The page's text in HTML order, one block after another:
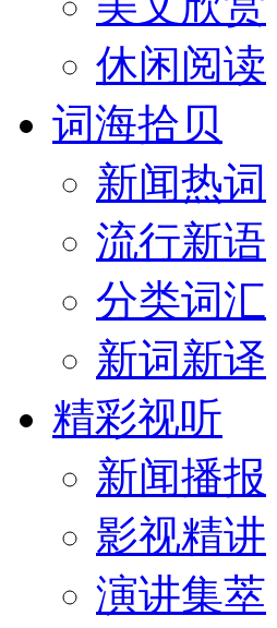
休闲阅读
词海拾贝
新闻热词
流行新语
分类词汇
新词新译
精彩视听
新闻播报
影视精讲
演讲集萃